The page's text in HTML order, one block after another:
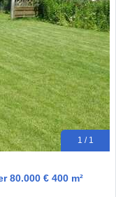
1 / 1
80.000 € 400 m²